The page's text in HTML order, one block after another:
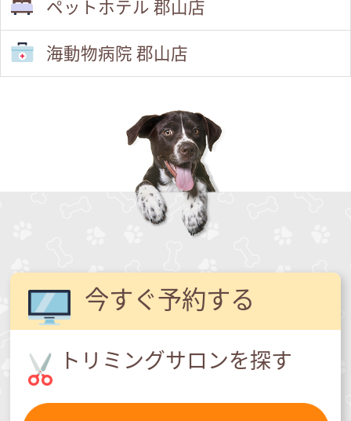
ペットホテル 郡山店
海動物病院 郡山店
今すぐ予約する
トリミングサロンを探す